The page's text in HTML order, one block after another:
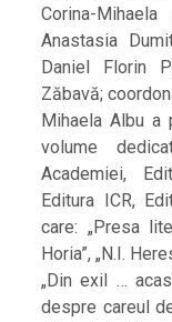
Corina-
Anastasia
Daniel Florin
Zăbavă;
Mihaela Albu
volume
Academiei,
Editura ICR,
care: „Presa
Horia”, „N.I.
„Din exil …
despre careul